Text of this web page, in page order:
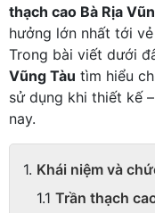
thạch cao Bà Rịa
hưởng lớn nhất tới
Trong bài viết dưới
Vũng Tàu tìm hiểu
sử dụng khi thiết kế
nay.
Khái niệm và
Trần thạch